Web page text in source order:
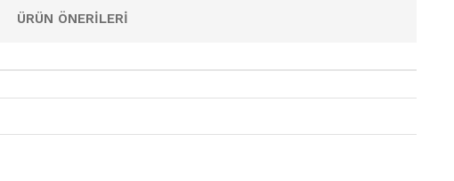
ÜRÜN ÖNERILERI